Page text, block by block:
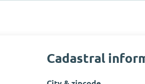
Cadastral